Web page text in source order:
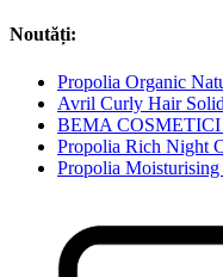
Noutăți:
Propolia Organic
Avril Curly Hair
BEMA COSMETICI
Propolia Rich Night
Propolia